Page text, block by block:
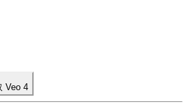
Veo 4